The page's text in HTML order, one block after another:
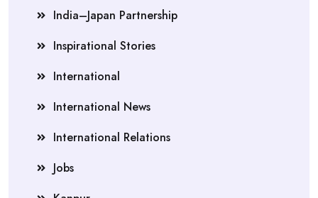
India–Japan Partnership
Inspirational Stories
International
International News
International Relations
Jobs